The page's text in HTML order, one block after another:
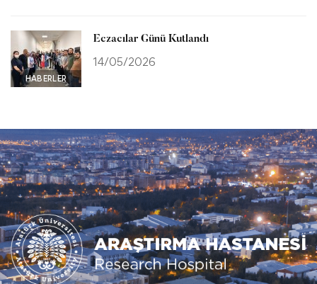
HABERLER
Eczacılar Günü Kutlandı
14/05/2026